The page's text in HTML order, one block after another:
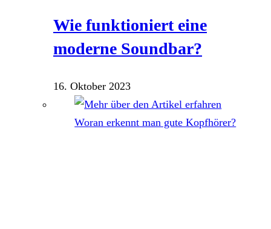
Wie funktioniert eine
moderne Soundbar?
16. Oktober 2023